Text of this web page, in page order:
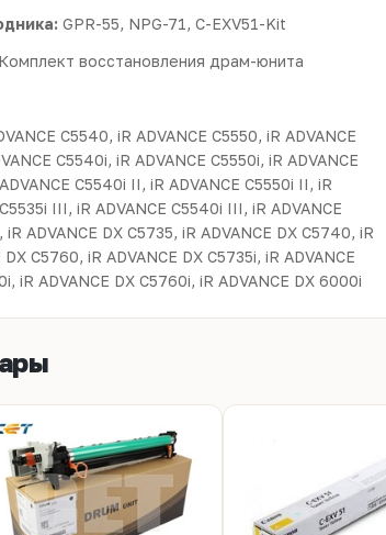
GPR-55, NPG-71, C-EXV51-Kit
Комплект восстановления драм-юнита
C5540, iR ADVANCE C5550, iR ADVANCE
C5540i, iR ADVANCE C5550i, iR ADVANCE
C5540i II, iR ADVANCE C5550i II, iR
III, iR ADVANCE C5540i III, iR ADVANCE
ADVANCE DX C5735, iR ADVANCE DX C5740, iR
C5760, iR ADVANCE DX C5735i, iR ADVANCE
iR ADVANCE DX C5760i, iR ADVANCE DX 6000i